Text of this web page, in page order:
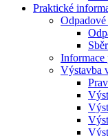
Praktické
Informace
Výstavba